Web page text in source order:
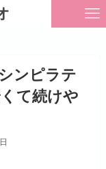
ンピラテ
て続けや